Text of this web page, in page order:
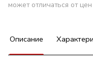
может отличаться от
Описание